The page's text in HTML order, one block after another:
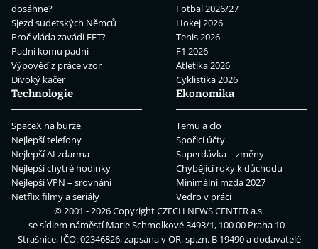
dosáhne?
Sjezd sudetských Němců
Proč vláda zavádí EET?
Padni komu padni
Výpověď z práce vzor
Divoký kačer
Fotbal 2026/27
Hokej 2026
Tenis 2026
F1 2026
Atletika 2026
Cyklistika 2026
Technologie
SpaceX na burze
Nejlepší telefony
Nejlepší AI zdarma
Nejlepší chytré hodinky
Nejlepší VPN – srovnání
Netflix filmy a seriály
Ekonomika
Temu a clo
Spořicí účty
Superdávka – změny
Chybějící roky k důchodu
Minimální mzda 2027
Vedro v práci
© 2001 - 2026 CopyrightCZECH NEWS CENTER a.s.
se sídlem náměstí Marie Schmolkové 3493/1, 100 00 Praha 10 -
Strašnice, IČO: 02346826, zapsána v OR, sp.zn. B 19490 a dodavatelé